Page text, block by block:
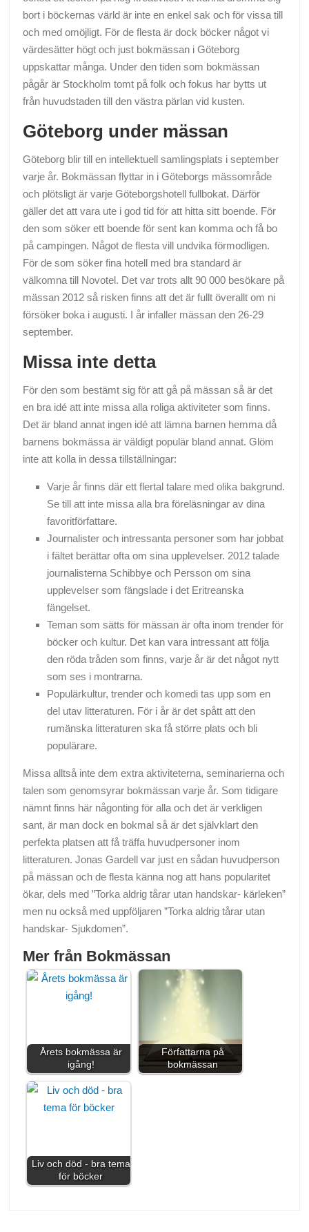
bort i böckernas värld är inte en enkel sak och för vissa till
och med omöjligt. För de flesta är dock böcker något vi
värdesätter högt och just bokmässan i Göteborg
uppskattar många. Under den tiden som bokmässan
pågår är Stockholm tomt på folk och fokus har bytts ut
från huvudstaden till den västra pärlan vid kusten.
Göteborg under mässan
Göteborg blir till en intellektuell samlingsplats i september
varje år. Bokmässan flyttar in i Göteborgs mässområde
och plötsligt är varje Göteborgshotell fullbokat. Därför
gäller det att vara ute i god tid för att hitta sitt boende. För
den som söker ett boende för sent kan komma och få bo
på campingen. Något de flesta vill undvika förmodligen.
För de som söker fina hotell med bra standard är
välkomna till Novotel. Det var trots allt 90 000 besökare på
mässan 2012 så risken finns att det är fullt överallt om ni
försöker boka i augusti. I år infaller mässan den 26-29
september.
Missa inte detta
För den som bestämt sig för att gå på mässan så är det
en bra idé att inte missa alla roliga aktiviteter som finns.
Det är bland annat ingen idé att lämna barnen hemma då
barnens bokmässa är väldigt populär bland annat. Glöm
inte att kolla in dessa tillställningar:
Varje år finns där ett flertal talare med olika bakgrund.
Se till att inte missa alla bra föreläsningar av dina
favoritförfattare.
Journalister och intressanta personer som har jobbat
i fältet berättar ofta om sina upplevelser. 2012 talade
journalisterna Schibbye och Persson om sina
upplevelser som fängslade i det Eritreanska
fängelset.
Teman som sätts för mässan är ofta inom trender för
böcker och kultur. Det kan vara intressant att följa
den röda tråden som finns, varje år är det något nytt
som ses i montrarna.
Populärkultur, trender och komedi tas upp som en
del utav litteraturen. För i år är det spått att den
rumänska litteraturen ska få större plats och bli
populärare.
Missa alltså inte dem extra aktiviteterna, seminarierna och
talen som genomsyrar bokmässan varje år. Som tidigare
nämnt finns här någonting för alla och det är verkligen
sant, är man dock en bokmal så är det självklart den
perfekta platsen att få träffa huvudpersoner inom
litteraturen. Jonas Gardell var just en sådan huvudperson
på mässan och de flesta känna nog att hans popularitet
ökar, dels med ”Torka aldrig tårar utan handskar- kärleken”
men nu också med uppföljaren ”Torka aldrig tårar utan
handskar- Sjukdomen”.
Mer från Bokmässan
Årets bokmässa är
igång!
Författarna på
bokmässan
Liv och död - bra tema
för böcker